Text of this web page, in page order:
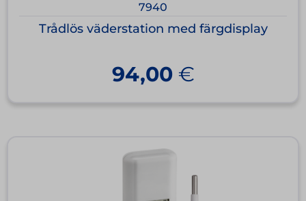
7940
Trådlös väderstation med färgdisplay
94,00 €